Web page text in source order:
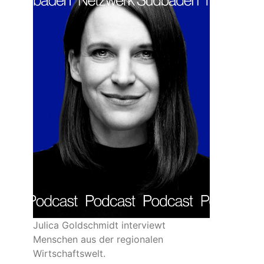
Julica Goldschmidt interviewt
Menschen aus der regionalen
Wirtschaftswelt.